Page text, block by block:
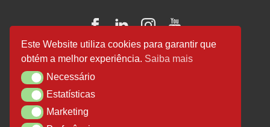
EWP Business Consulting
Este Website utiliza cookies para garantir que
obtém a melhor experiência. Saiba mais
NecessárioNecessário
EstatísticasEstatísticas
MarketingMarketing